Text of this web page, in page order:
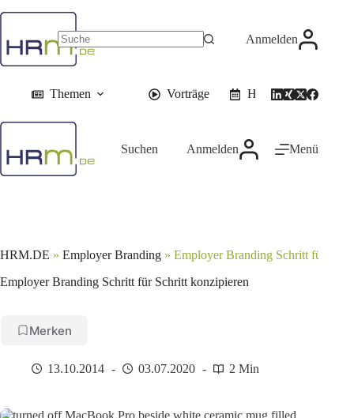
Inhalt
Anmelden
Themen Vorträge HR-Events
Suchen Anmelden Menü
HRM.DE » Employer Branding » Employer Branding Schritt für
Employer Branding Schritt für Schritt konzipieren
Merken
13.10.2014 03.07.2020 2 Min